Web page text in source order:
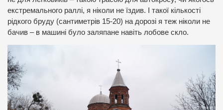
екстремального раллі, я ніколи не їздив. І такої кількості
рідкого бруду (сантиметрів 15-20) на дорозі я теж ніколи не
бачив – в машині було заляпане навіть лобове скло.